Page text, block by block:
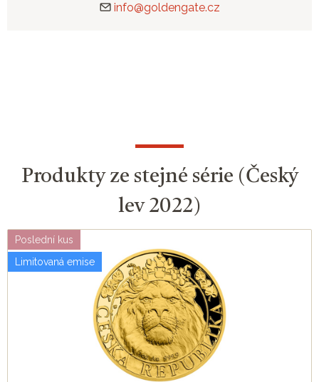
info@goldengate.cz
Produkty ze stejné série (Český
lev 2022)
Poslední kus
Limitovaná emise